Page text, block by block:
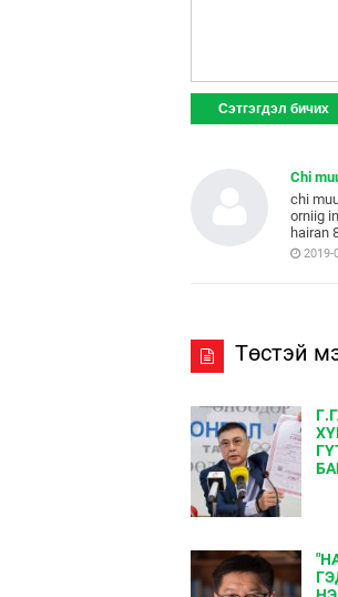
Chi
chi
orniig
hairan
2019-
Төстэй